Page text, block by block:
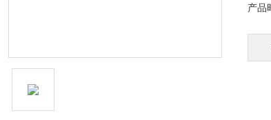
产品